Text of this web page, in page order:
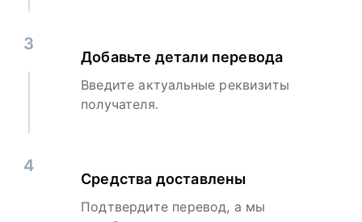
3
Добавьте детали перевода
Введите актуальные реквизиты
получателя.
4
Средства доставлены
Подтвердите перевод, а мы